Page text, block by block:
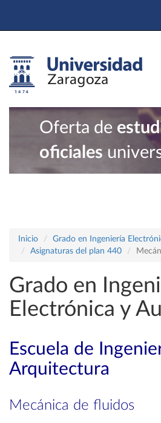
Oferta de
oficiales
Inicio
Grado en Ingeniería
Asignaturas del plan 440
Grado en
Electrónica y
Escuela de
Arquitectura
Mecánica de fluidos